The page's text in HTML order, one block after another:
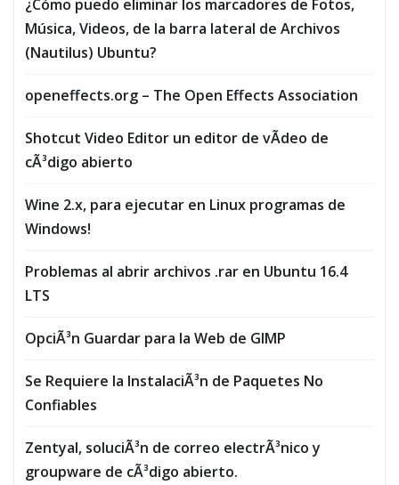
¿Cómo puedo eliminar los marcadores de Fotos,
Música, Vi­deos, de la barra lateral de Archivos
(Nautilus) Ubuntu?
openeffects.org – The Open Effects Association
Shotcut Video Editor un editor de vÃ­deo de
cÃ³digo abierto
Wine 2.x, para ejecutar en Linux programas de
Windows!
Problemas al abrir archivos .rar en Ubuntu 16.4
LTS
OpciÃ³n Guardar para la Web de GIMP
Se Requiere la InstalaciÃ³n de Paquetes No
Confiables
Zentyal, soluciÃ³n de correo electrÃ³nico y
groupware de cÃ³digo abierto.